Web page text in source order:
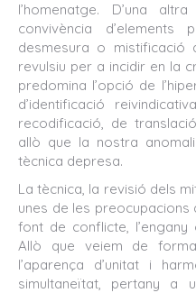
l’homenatge. D’una
convivència
desmesura o mistificació
revulsiu per a incidir en la
predomina l’opció de
d’identificació
recodificació, de
allò que la nostra
tècnica depresa.
La tècnica, la revisió dels
unes de les preocupacions
font de conflicte,
Allò que veiem de
l’aparença d’unitat i
simultaneïtat, pertany a